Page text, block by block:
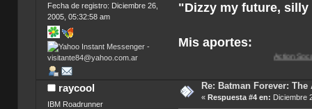
Fecha de registro: Diciembre 26,
2005, 05:32:58 am
"Dizzy my future, silly
Mis aportes:
Action Soccer [Imagen
raycool
IBM Roadrunner
Re: Batman Forever: The
« Respuesta #4 en: Diciembre